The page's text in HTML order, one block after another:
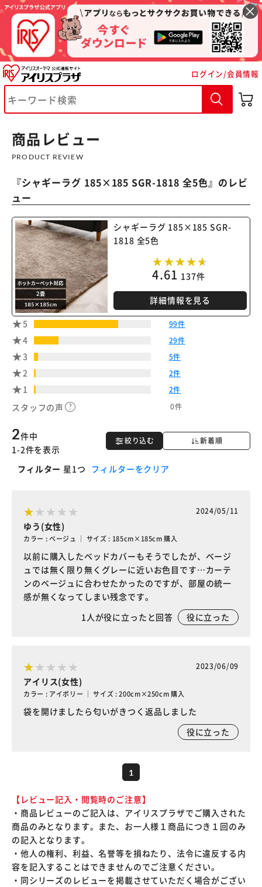
ログイン/会員情報
商品レビュー
PRODUCT REVIEW
『シャギーラグ 185×185 SGR-1818 全5色』のレビ
ュー
シャギーラグ 185×185 SGR-
1818 全5色
4.61 137件
詳細情報を見る
5 99件
4 29件
3 5件
2 2件
1 2件
スタッフの声 0件
絞り込む 新着順
2件中
1-2件を表示
フィルター 星1つ フィルターをクリア
2024/05/11
ゆう(女性)
カラー : ベージュ ｜ サイズ : 185cm×185cm 購入
以前に購入したベッドカバーもそうでしたが、ベージ
ュでは無く限り無くグレーに近いお色目です…カーテ
ンのベージュに合わせたかったのですが、部屋の統一
感が無くなってしまい残念です。
1人が役に立ったと回答 役に立った
2023/06/09
アイリス(女性)
カラー : アイボリー ｜ サイズ : 200cm×250cm 購入
袋を開けましたら匂いがきつく返品しました
役に立った
1
【レビュー記入・閲覧時のご注意】
・商品レビューのご記入は、アイリスプラザでご購入された
商品のみとなります。また、お一人様１商品につき１回のみ
の記入となります。
・他人の権利、利益、名誉等を損ねたり、法令に違反する内
容を記入することはできませんのでご注意ください。
・同シリーズのレビューを掲載させていただく場合がござい
※ご確認ください